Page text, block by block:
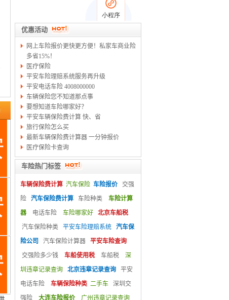
优惠活动
网上车险报价更快更方便！私家车商业险
多省15%！
医疗保险
平安车险理赔系统服务再升级
平安电话车险 4008000000
车辆保险您不知道那点事
要想知道车险哪家好？
平安车辆保险费计算 快、省
旅行保险怎么买
最新车辆保险费计算器 一分钟报价
医疗保险卡查询
车险热门标签
车辆保险费计算 汽车保险 车险报价
交强
险
汽车保险费计算 车险种类
车险计算
器
电话车险 车险哪家好
北京车船税
汽车保险种类
平安车险理赔系统
汽车保
险公司
汽车保险计算器
平安车险查询
交强险多少钱
车船使用税 车船税
深
圳违章记录查询
北京违章记录查询
平安
电话车险
车辆保险种类 二手车
深圳交
强险
大连车险报价 广州违章记录查询